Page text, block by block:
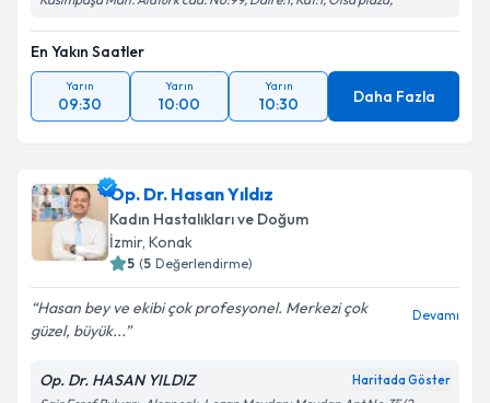
En Yakın Saatler
Yarın
09:30
Yarın
10:00
Yarın
10:30 Daha Fazla
Op. Dr. Hasan Yıldız
Kadın Hastalıkları ve Doğum
İzmir, Konak
5 (5 Değerlendirme)
Hasan bey ve ekibi çok profesyonel. Merkezi çok
güzel, büyük...
Devamı
Op. Dr. HASAN YILDIZ Haritada Göster